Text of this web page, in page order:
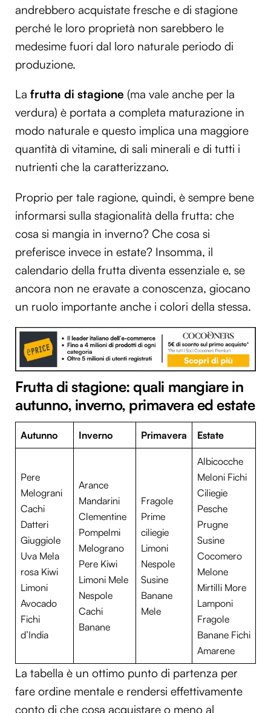
andrebbero acquistate fresche e di stagione
perché le loro proprietà non sarebbero le
medesime fuori dal loro naturale periodo di
produzione.
La frutta di stagione (ma vale anche per la
verdura) è portata a completa maturazione in
modo naturale e questo implica una maggiore
quantità di vitamine, di sali minerali e di tutti i
nutrienti che la caratterizzano.
Proprio per tale ragione, quindi, è sempre bene
informarsi sulla stagionalità della frutta: che
cosa si mangia in inverno? Che cosa si
preferisce invece in estate? Insomma, il
calendario della frutta diventa essenziale e, se
ancora non ne eravate a conoscenza, giocano
un ruolo importante anche i colori della stessa.
Frutta di stagione: quali mangiare in
autunno, inverno, primavera ed estate
Autunno Inverno Primavera Estate
Pere
Melograni
Cachi
Datteri
Giuggiole
Uva Mela
rosa Kiwi
Limoni
Avocado
Fichi
d’India
Arance
Mandarini
Clementine
Pompelmi
Melograno
Pere Kiwi
Limoni Mele
Nespole
Cachi
Banane
Fragole
Prime
ciliegie
Limoni
Nespole
Susine
Banane
Mele
Albicocche
Meloni Fichi
Ciliegie
Pesche
Prugne
Susine
Cocomero
Melone
Mirtilli More
Lamponi
Fragole
Banane Fichi
Amarene
La tabella è un ottimo punto di partenza per
fare ordine mentale e rendersi effettivamente
conto di che cosa acquistare o meno al